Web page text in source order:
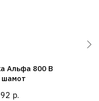
Альфа 800 B
шамот
р.